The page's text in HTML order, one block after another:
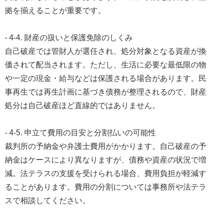
拠を揃えることが重要です。
- 4-4. 財産の扱いと保護免除のしくみ
自己破産では管財人が選任され、処分対象となる資産が換
価されて配当されます。ただし、生活に必要な最低限の物
や一定の現金・給与などは保護される場合があります。民
事再生では再生計画に基づき債務が整理されるので、財産
処分は自己破産ほど直線的ではありません。
- 4-5. 申立て費用の目安と分割払いの可能性
裁判所の予納金や弁護士費用がかかります。自己破産の予
納金はケースにより異なりますが、債務や資産の状況で増
減。法テラスの支援を受けられる場合、費用負担が軽減す
ることがあります。費用の分割については事務所や法テラ
スで相談してください。